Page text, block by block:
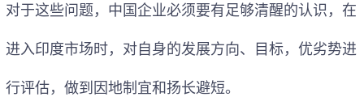
对于这些问题，中国企业必须要有足够清醒的认识，在
进入印度市场时，对自身的发展方向、目标，优劣势进
行评估，做到因地制宜和扬长避短。